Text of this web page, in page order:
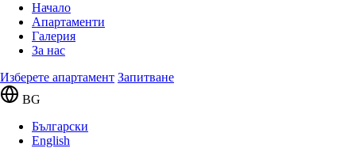
Начало
Апартаменти
Галерия
За нас
Изберете апартамент Запитване
BG
Български
English